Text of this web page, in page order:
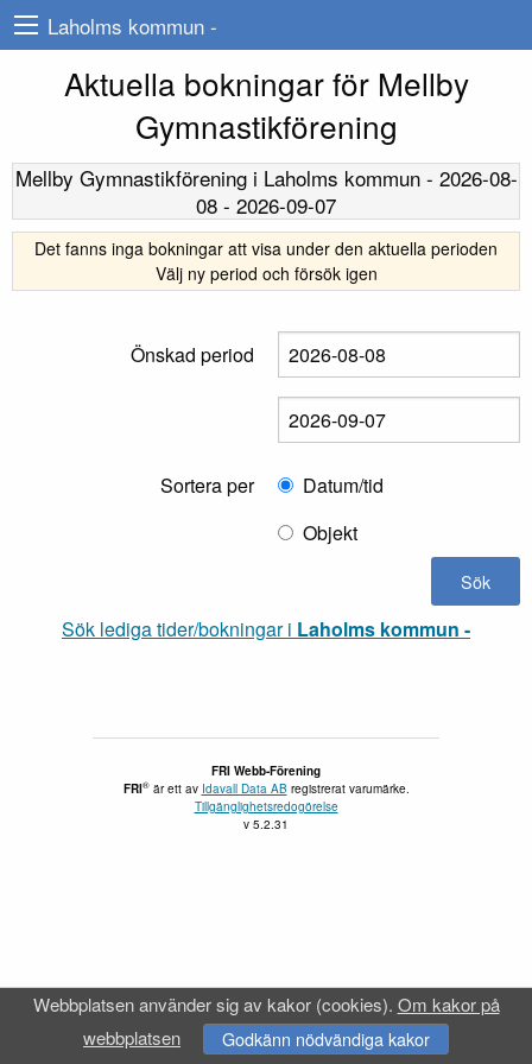
Laholms kommun -
Aktuella bokningar för Mellby
Gymnastikförening
Mellby Gymnastikföreningi Laholms kommun - 2026-08-
08 - 2026-09-07
Det fanns inga bokningar att visa under den aktuella perioden
Välj ny period och försök igen
Önskad period
Sortera per
Datum/tid
Objekt
Sök lediga tider/bokningar i Laholms kommun -
FRI Webb-Förening
FRI®är ett av Idavall Data AB registrerat varumärke.
Tillgänglighetsredogörelse
v 5.2.31
Webbplatsen använder sig av kakor (cookies). Om kakor på
webbplatsen
Godkänn nödvändiga kakor